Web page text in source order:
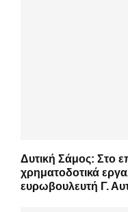
Δυτική Σάμος: Στο
χρηματοδοτικά
ευρωβουλευτή Γ.